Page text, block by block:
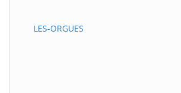
LES-ORGUES